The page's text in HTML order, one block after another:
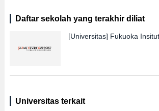
Daftar sekolah yang terakhir diliat
[Universitas] Fukuoka
Universitas terkait